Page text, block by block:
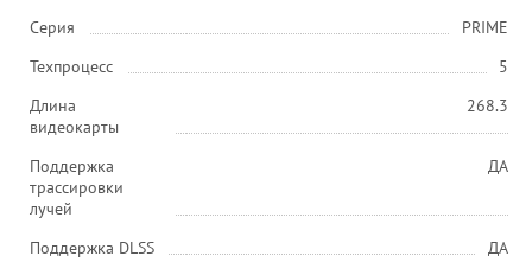
Серия
PRIME
Техпроцесс
5
Длина
видеокарты
268.3
Поддержка
трассировки
лучей
ДА
Поддержка DLSS
ДА